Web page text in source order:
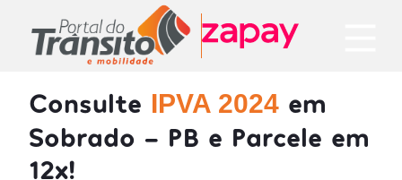
Consulte IPVA 2024 em
Sobrado - PB e Parcele em
12x!